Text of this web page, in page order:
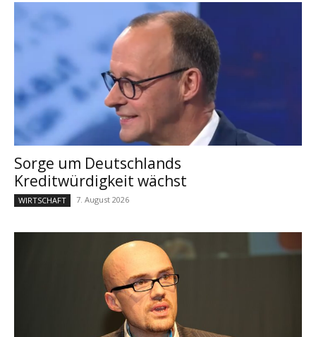
Sorge um Deutschlands
Kreditwürdigkeit wächst
WIRTSCHAFT 7. August 2026